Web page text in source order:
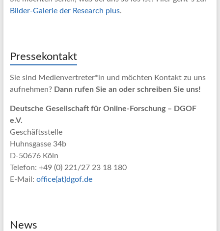
Bilder-Galerie der Research plus.
Pressekontakt
Sie sind Medienvertreter*in und möchten Kontakt zu uns
aufnehmen? Dann rufen Sie an oder schreiben Sie uns!
Deutsche Gesellschaft für Online-Forschung – DGOF
e.V.
Geschäftsstelle
Huhnsgasse 34b
D-50676 Köln
Telefon: +49 (0) 221/27 23 18 180
E-Mail: office(at)dgof.de
News